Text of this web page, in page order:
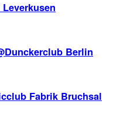
Berlin
Fabrik Bruchsal